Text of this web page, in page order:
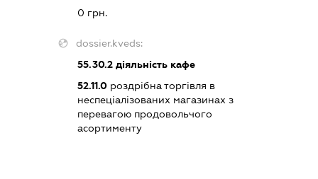
0 грн.
dossier.kveds:
55.30.2діяльність кафе
52.11.0роздрібна торгівля в
неспеціалізованих магазинах з
перевагою продовольчого
асортименту